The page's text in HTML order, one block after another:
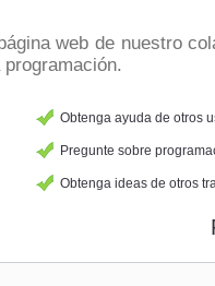
programación.
Obtenga ayuda de otros
Pregunte sobre
Obtenga ideas de otros